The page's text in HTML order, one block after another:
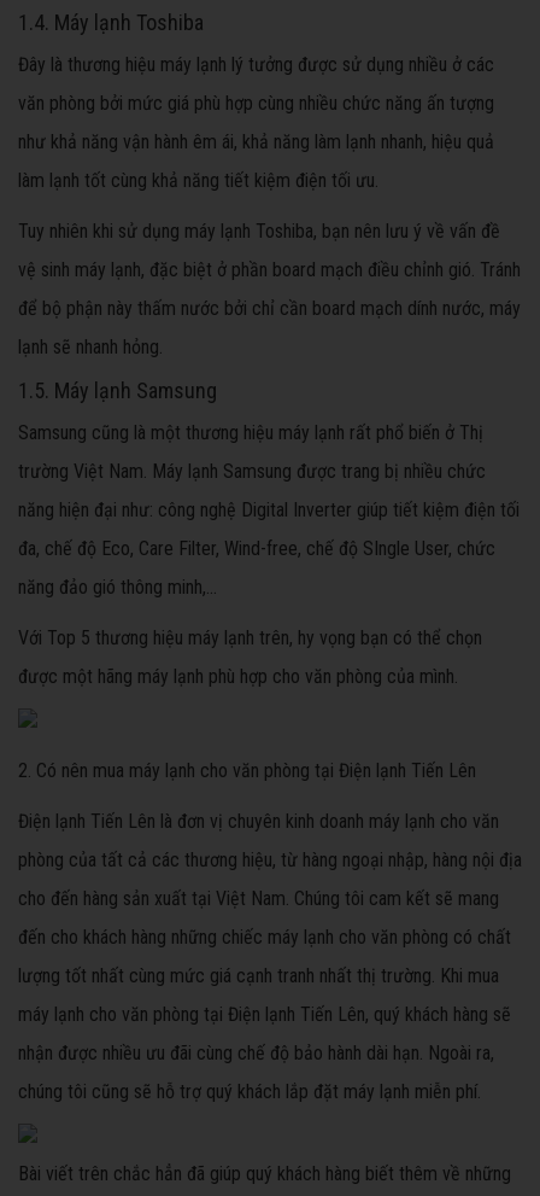
1.4. Máy lạnh Toshiba
Đây là thương hiệu máy lạnh lý tưởng được sử dụng nhiều ở các
văn phòng bởi mức giá phù hợp cùng nhiều chức năng ấn tượng
như khả năng vận hành êm ái, khả năng làm lạnh nhanh, hiệu quả
làm lạnh tốt cùng khả năng tiết kiệm điện tối ưu.
Tuy nhiên khi sử dụng máy lạnh Toshiba, bạn nên lưu ý về vấn đề
vệ sinh máy lạnh, đặc biệt ở phần board mạch điều chỉnh gió. Tránh
để bộ phận này thấm nước bởi chỉ cần board mạch dính nước, máy
lạnh sẽ nhanh hỏng.
1.5. Máy lạnh Samsung
Samsung cũng là một thương hiệu máy lạnh rất phổ biến ở Thị
trường Việt Nam. Máy lạnh Samsung được trang bị nhiều chức
năng hiện đại như: công nghệ Digital Inverter giúp tiết kiệm điện tối
đa, chế độ Eco, Care Filter, Wind-free, chế độ SIngle User, chức
năng đảo gió thông minh,...
Với Top 5 thương hiệu máy lạnh trên, hy vọng bạn có thể chọn
được một hãng máy lạnh phù hợp cho văn phòng của mình.
2. Có nên mua máy lạnh cho văn phòng tại Điện lạnh Tiến Lên
Điện lạnh Tiến Lên là đơn vị chuyên kinh doanh máy lạnh cho văn
phòng của tất cả các thương hiệu, từ hàng ngoại nhập, hàng nội địa
cho đến hàng sản xuất tại Việt Nam. Chúng tôi cam kết sẽ mang
đến cho khách hàng những chiếc máy lạnh cho văn phòng có chất
lượng tốt nhất cùng mức giá cạnh tranh nhất thị trường. Khi mua
máy lạnh cho văn phòng tại Điện lạnh Tiến Lên, quý khách hàng sẽ
nhận được nhiều ưu đãi cùng chế độ bảo hành dài hạn. Ngoài ra,
chúng tôi cũng sẽ hỗ trợ quý khách lắp đặt máy lạnh miễn phí.
Bài viết trên chắc hẳn đã giúp quý khách hàng biết thêm về những